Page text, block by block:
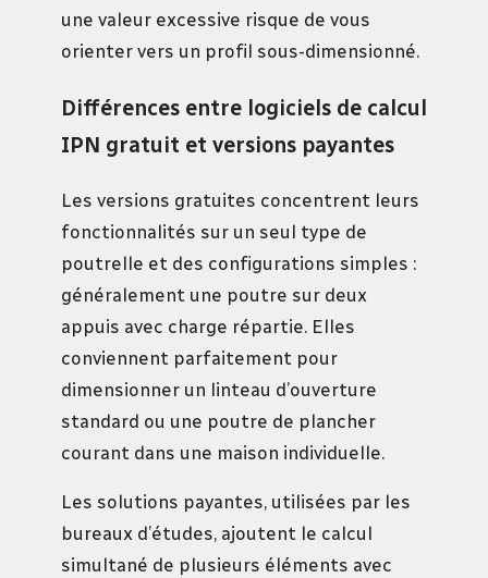
une valeur excessive risque de vous
orienter vers un profil sous-dimensionné.
Différences entre logiciels de calcul
IPN gratuit et versions payantes
Les versions gratuites concentrent leurs
fonctionnalités sur un seul type de
poutrelle et des configurations simples :
généralement une poutre sur deux
appuis avec charge répartie. Elles
conviennent parfaitement pour
dimensionner un linteau d’ouverture
standard ou une poutre de plancher
courant dans une maison individuelle.
Les solutions payantes, utilisées par les
bureaux d’études, ajoutent le calcul
simultané de plusieurs éléments avec